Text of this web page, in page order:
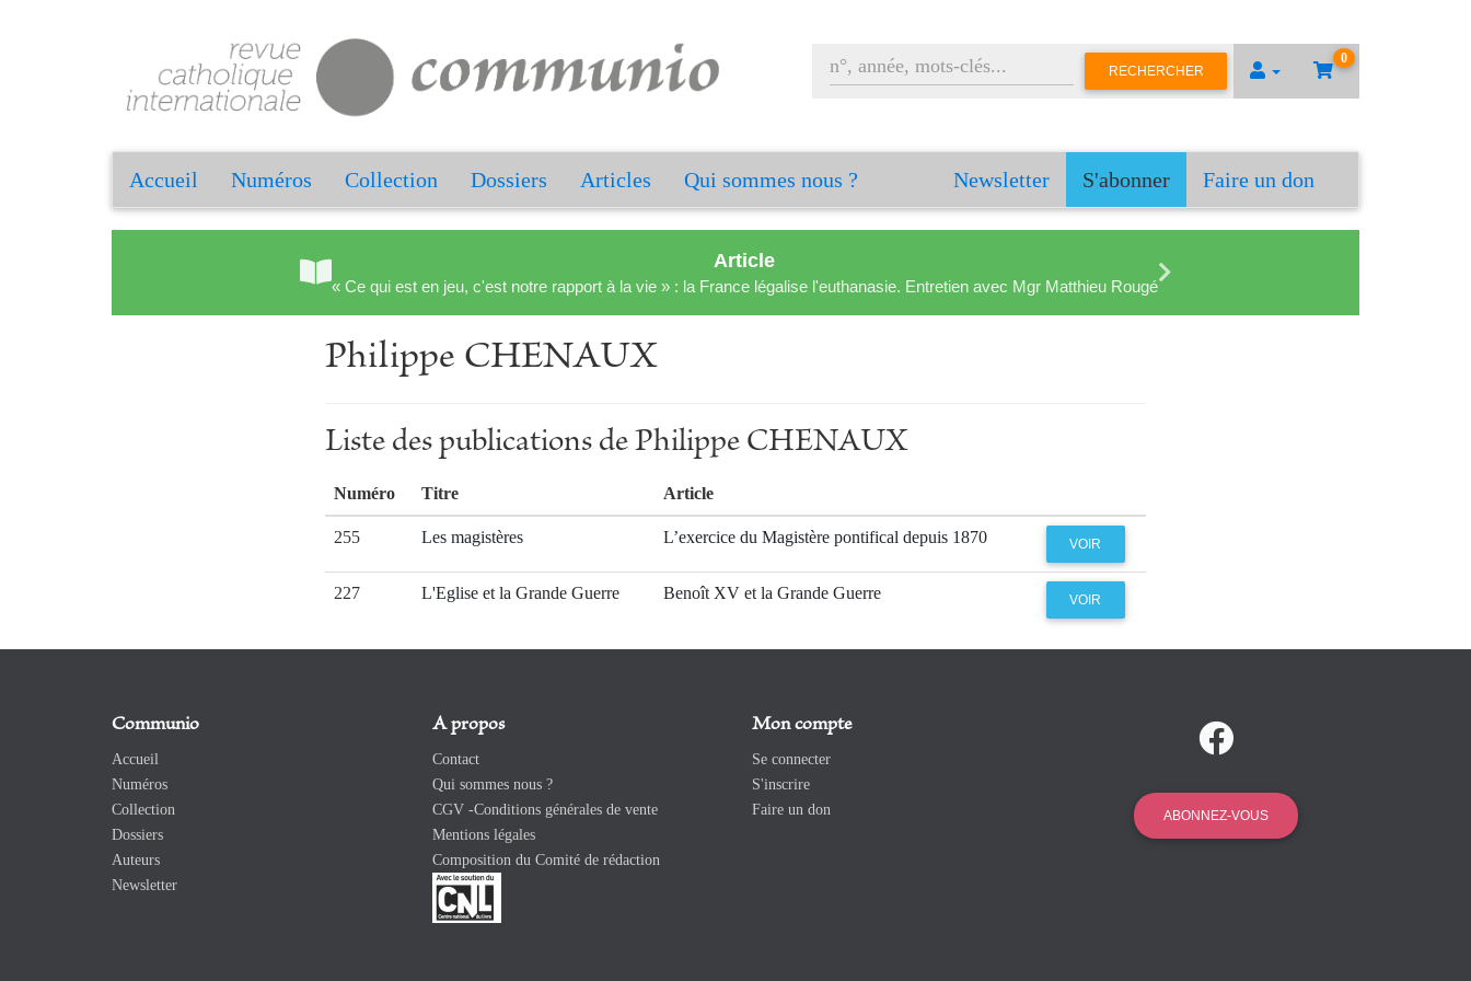
0
RECHERCHER
Accueil Numéros Collection Dossiers Articles Qui sommes nous ? Newsletter S'abonner Faire un don
Article
« Ce qui est en jeu, c'est notre rapport à la vie » : la France légalise l'euthanasie. Entretien avec Mgr Matthieu Rougé
Philippe CHENAUX
Liste des publications de Philippe CHENAUX
Numéro Titre Article
255 Les magistères L’exercice du Magistère pontifical depuis 1870 VOIR
227 L'Eglise et la Grande Guerre Benoît XV et la Grande Guerre VOIR
Communio
Accueil
Numéros
Collection
Dossiers
Auteurs
Newsletter
A propos
Contact
Qui sommes nous ?
CGV -Conditions générales de vente
Mentions légales
Composition du Comité de rédaction
Mon compte
Se connecter
S'inscrire
Faire un don
ABONNEZ-VOUS